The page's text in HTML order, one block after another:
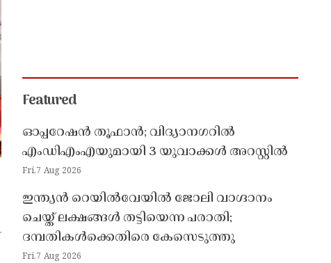
Featured
ഓപ്പറേഷൻ തൂഫാൻ; വിദ്യാനഗറിൽ
എംഡിഎംഎയുമായി 3 യുവാക്കൾ അറസ്റ്റിൽ
Fri,7 Aug 2026
ഇന്ത്യൻ റെയിൽവേയിൽ ജോലി വാഗ്ദാനം
ചെയ്ത് ലക്ഷങ്ങൾ തട്ടിയെന്ന പരാതി;
ദമ്പതികൾക്കെതിരെ കേസെടുത്തു
Fri,7 Aug 2026